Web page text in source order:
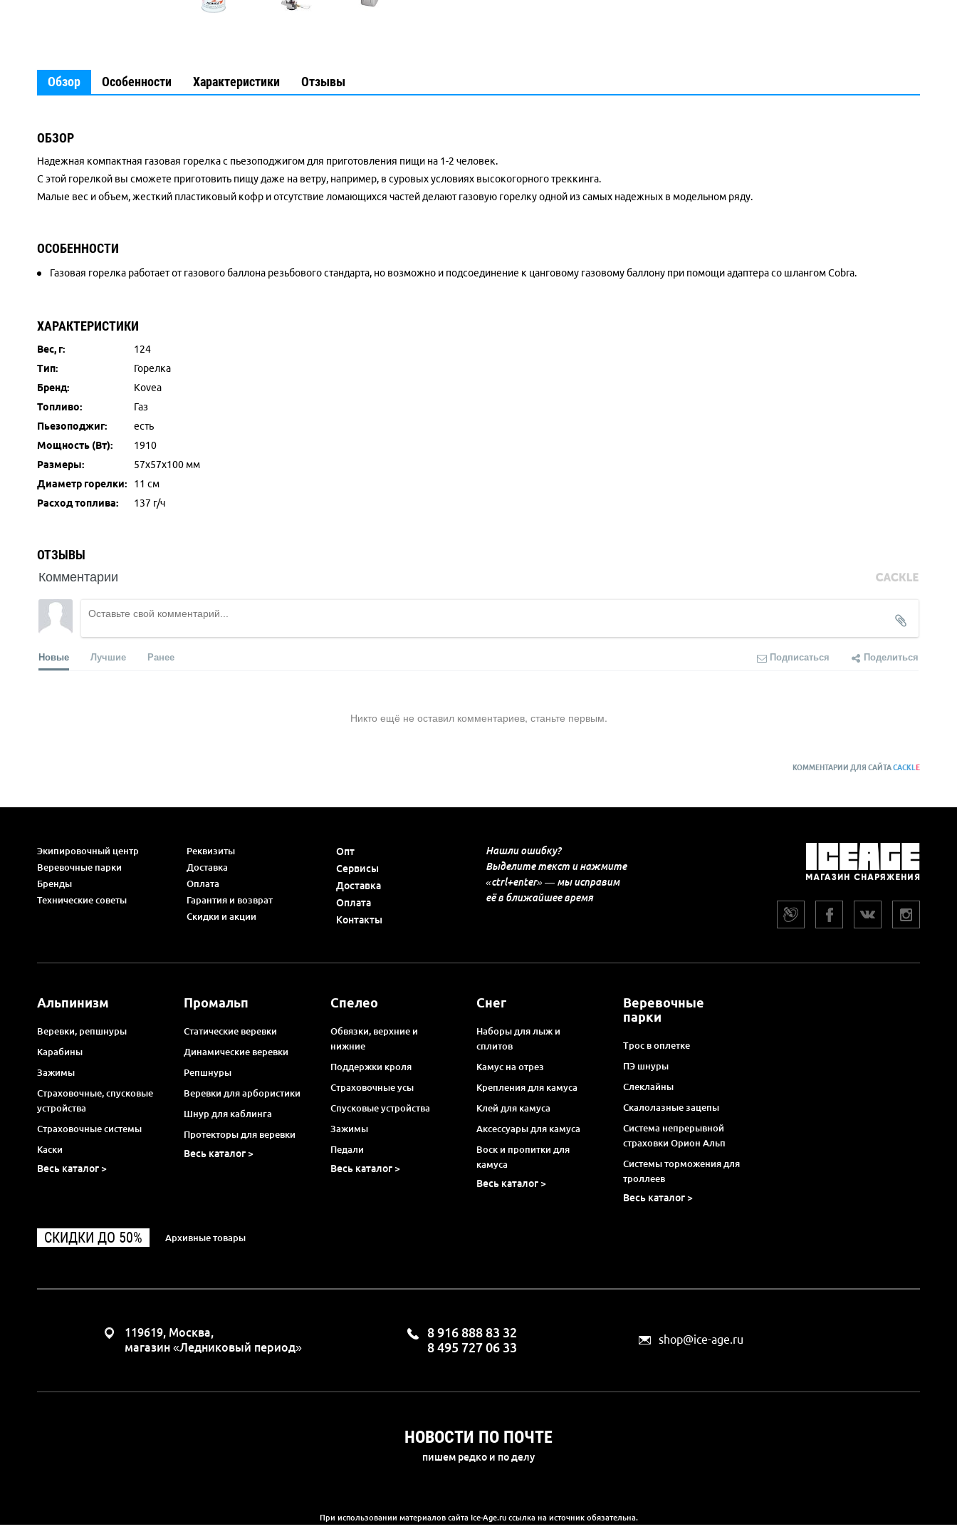
Обзор Особенности Характеристики Отзывы
ОБЗОР
Надежная компактная газовая горелка с пьезоподжигом для приготовления пищи на 1-2 человек.
С этой горелкой вы сможете приготовить пищу даже на ветру, например, в суровых условиях высокогорного треккинга.
Малые вес и объем, жесткий пластиковый кофр и отсутствие ломающихся частей делают газовую горелку одной из самых надежных в модельном ряду.
ОСОБЕННОСТИ
Газовая горелка работает от газового баллона резьбового стандарта, но возможно и подсоединение к цанговому газовому баллону при помощи адаптера со шлангом Cobra.
ХАРАКТЕРИСТИКИ
Вес, г:
124
Тип:
Горелка
Бренд:
Kovea
Топливо:
Газ
Пьезоподжиг:
есть
Мощность (Вт):
1910
Размеры:
57x57x100 мм
Диаметр горелки:
11 см
Расход топлива:
137 г/ч
ОТЗЫВЫ
Комментарии
Новые Лучшие Ранее Подписаться Поделиться
Никто ещё не оставил комментариев, станьте первым.
КОММЕНТАРИИ ДЛЯ САЙТАCACKL E
Экипировочный центр
Веревочные парки
Бренды
Технические советы
Реквизиты
Доставка
Оплата
Гарантия и возврат
Скидки и акции
Опт
Сервисы
Доставка
Оплата
Контакты
Нашли ошибку?
Выделите текст и нажмите
«ctrl+enter» — мы исправим
её в ближайшее время
Альпинизм
Веревки, репшнуры
Карабины
Зажимы
Страховочные, спусковые
устройства
Страховочные системы
Каски
Весь каталог >
Промальп
Статические веревки
Динамические веревки
Репшнуры
Веревки для арбористики
Шнур для каблинга
Протекторы для веревки
Весь каталог >
Спелео
Обвязки, верхние и
нижние
Поддержки кроля
Страховочные усы
Спусковые устройства
Зажимы
Педали
Весь каталог >
Снег
Наборы для лыж и
сплитов
Камус на отрез
Крепления для камуса
Клей для камуса
Аксессуары для камуса
Воск и пропитки для
камуса
Весь каталог >
Веревочные
парки
Трос в оплетке
ПЭ шнуры
Слеклайны
Скалолазные зацепы
Система непрерывной
страховки Орион Альп
Системы торможения для
троллеев
Весь каталог >
СКИДКИ ДО 50% Архивные товары
119619, Москва,
магазин «Ледниковый период»
8 916 888 83 32
8 495 727 06 33
shop@ice-age.ru
НОВОСТИ ПО ПОЧТЕ
пишем редко и по делу
При использовании материалов сайта Ice-Age.ru ссылка на источник обязательна.